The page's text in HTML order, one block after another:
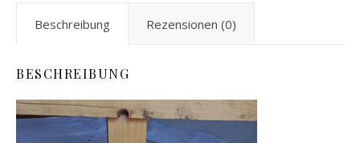
Beschreibung Rezensionen (0)
BESCHREIBUNG